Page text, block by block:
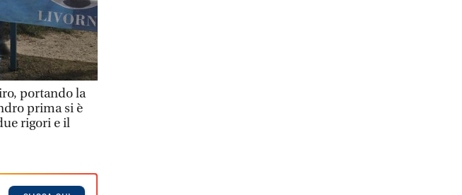
portando la
prima si è
rigori e il